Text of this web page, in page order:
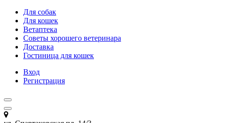
Для собак
Для кошек
Ветаптека
Советы хорошего ветеринара
Доставка
Гостиница для кошек
Вход
Регистрация